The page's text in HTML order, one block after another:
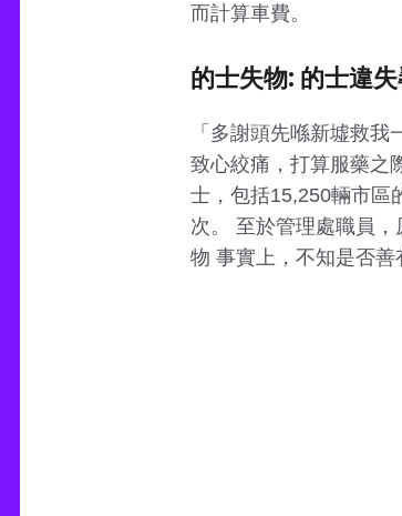
而計算車費。
的士失物: 的士違
「多謝頭先喺新墟救
致心絞痛，打算服藥之
士，包括15,250輛市區
次。 至於管理處職員
物 事實上，不知是否善